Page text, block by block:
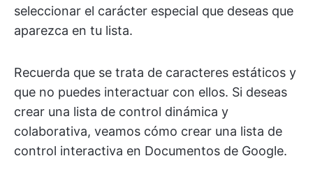
seleccionar el carácter especial que deseas que
aparezca en tu lista.
Recuerda que se trata de caracteres estáticos y
que no puedes interactuar con ellos. Si deseas
crear una lista de control dinámica y
colaborativa, veamos cómo crear una lista de
control interactiva en Documentos de Google.